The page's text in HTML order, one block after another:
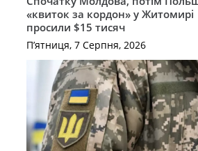
«квиток за кордон» у Житомирі
просили $15 тисяч
П’ятниця, 7 Серпня, 2026